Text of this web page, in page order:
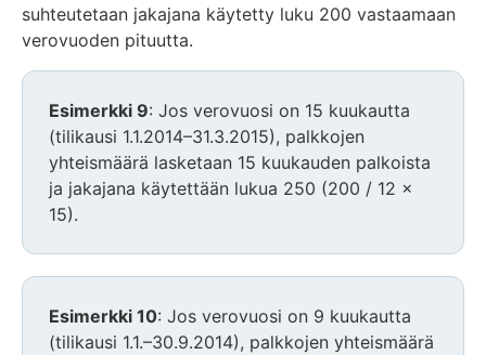
suhteutetaan jakajana käytetty luku 200 vastaamaan
verovuoden pituutta.
Esimerkki 9: Jos verovuosi on 15 kuukautta
(tilikausi 1.1.2014–31.3.2015), palkkojen
yhteismäärä lasketaan 15 kuukauden palkoista
ja jakajana käytettään lukua 250 (200 / 12 x
15).
Esimerkki 10: Jos verovuosi on 9 kuukautta
(tilikausi 1.1.–30.9.2014), palkkojen yhteismäärä